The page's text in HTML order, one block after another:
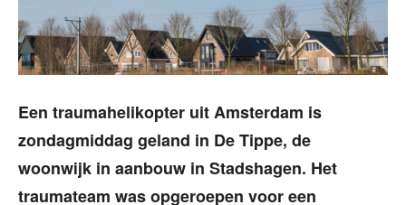
Een traumahelikopter uit Amsterdam is
zondagmiddag geland in De Tippe, de
woonwijk in aanbouw in Stadshagen. Het
traumateam was opgeroepen voor een